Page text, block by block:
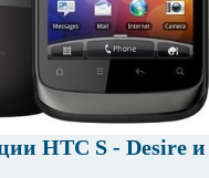
HTC S - Desire